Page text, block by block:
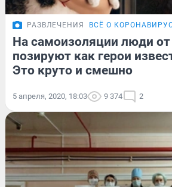
РАЗВЛЕЧЕНИЯ ВСЁ О
На самоизоляции люди от
позируют как герои
Это круто и смешно
5 апреля, 2020, 18:03 9 374 2